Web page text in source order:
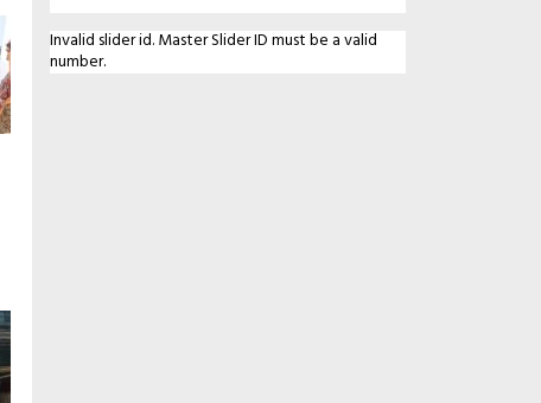
Invalid slider id. Master Slider ID must be a valid
number.